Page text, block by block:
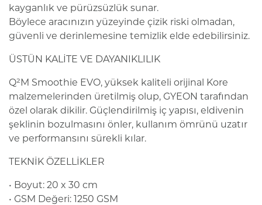
kayganlık ve pürüzsüzlük sunar.
Böylece aracınızın yüzeyinde çizik riski olmadan,
güvenli ve derinlemesine temizlik elde edebilirsiniz.
ÜSTÜN KALİTE VE DAYANIKLILIK
Q²M Smoothie EVO, yüksek kaliteli orijinal Kore
malzemelerinden üretilmiş olup, GYEON tarafından
özel olarak dikilir. Güçlendirilmiş iç yapısı, eldivenin
şeklinin bozulmasını önler, kullanım ömrünü uzatır
ve performansını sürekli kılar.
TEKNİK ÖZELLİKLER
• Boyut: 20 x 30 cm
• GSM Değeri: 1250 GSM